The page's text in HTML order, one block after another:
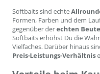
Softbaits sind echte
Formen, Farben und dem
gegenüber derechten Beute
Softbaits erhöhst Du die
Vielfaches. Darüber hinaus
Preis-Leistungs-Verhältnis